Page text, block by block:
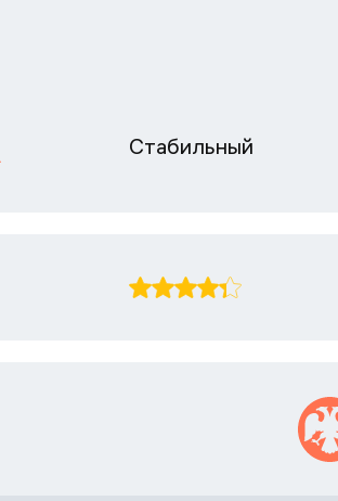
Стабильный